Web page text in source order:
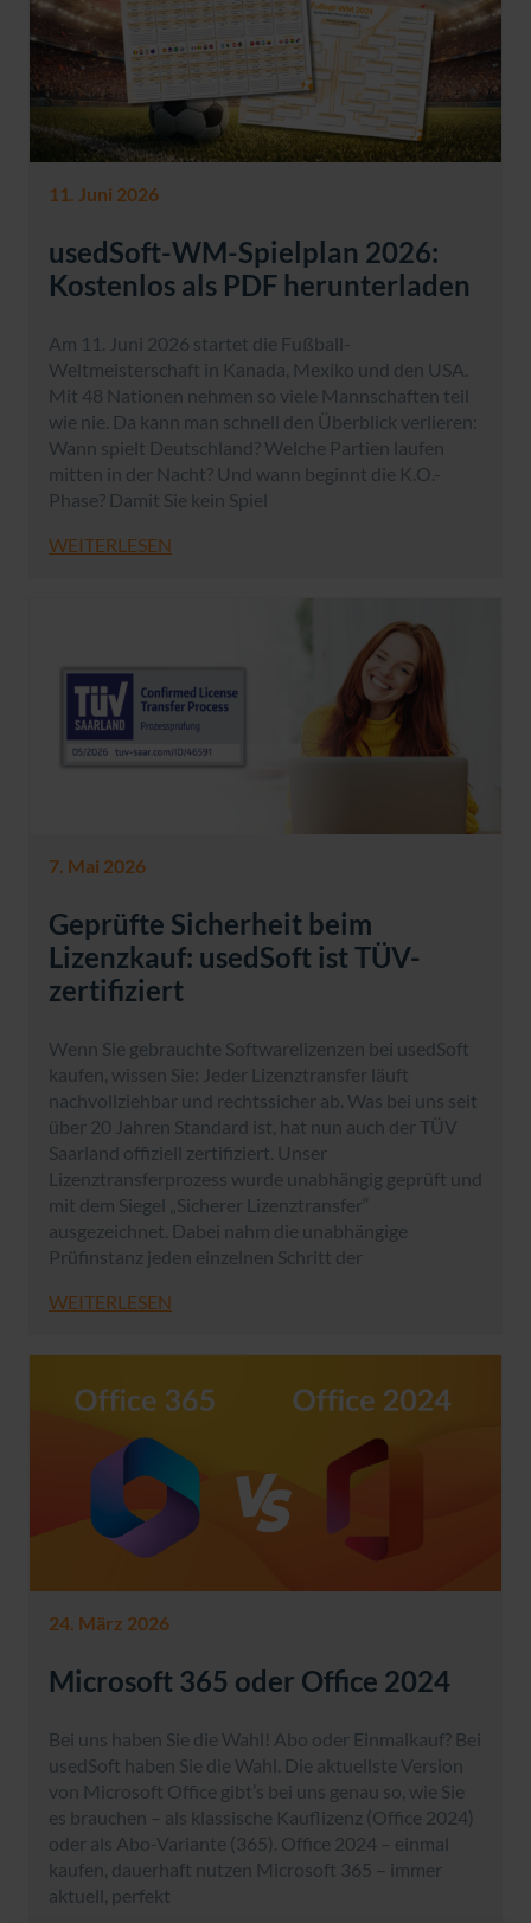
11. Juni 2026
usedSoft-WM-Spielplan 2026:
Kostenlos als PDF herunterladen
Am 11. Juni 2026 startet die Fußball-
Weltmeisterschaft in Kanada, Mexiko und den USA.
Mit 48 Nationen nehmen so viele Mannschaften teil
wie nie. Da kann man schnell den Überblick verlieren:
Wann spielt Deutschland? Welche Partien laufen
mitten in der Nacht? Und wann beginnt die K.O.-
Phase? Damit Sie kein Spiel
WEITERLESEN
7. Mai 2026
Geprüfte Sicherheit beim
Lizenzkauf: usedSoft ist TÜV-
zertifiziert
Wenn Sie gebrauchte Softwarelizenzen bei usedSoft
kaufen, wissen Sie: Jeder Lizenztransfer läuft
nachvollziehbar und rechtssicher ab. Was bei uns seit
über 20 Jahren Standard ist, hat nun auch der TÜV
Saarland offiziell zertifiziert. Unser
Lizenztransferprozess wurde unabhängig geprüft und
mit dem Siegel „Sicherer Lizenztransfer“
ausgezeichnet. Dabei nahm die unabhängige
Prüfinstanz jeden einzelnen Schritt der
WEITERLESEN
24. März 2026
Microsoft 365 oder Office 2024
Bei uns haben Sie die Wahl! Abo oder Einmalkauf? Bei
usedSoft haben Sie die Wahl. Die aktuellste Version
von Microsoft Office gibt’s bei uns genau so, wie Sie
es brauchen – als klassische Kauflizenz (Office 2024)
oder als Abo-Variante (365). Office 2024 – einmal
kaufen, dauerhaft nutzen Microsoft 365 – immer
aktuell, perfekt